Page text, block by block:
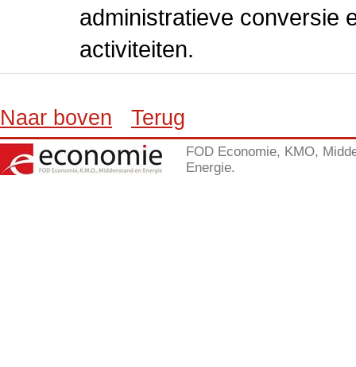
administratieve conversie
activiteiten.
Naar boven Terug
FOD Economie, KMO,
Energie.